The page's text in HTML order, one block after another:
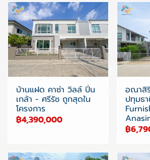
บ้านแฝด คาซ่า วิลล์ ปิ่น
เกล้า - ศรีรัช ถูกสุดใน
โครงการ
฿4,390,000
อณาสิ
ปทุมธ
฿